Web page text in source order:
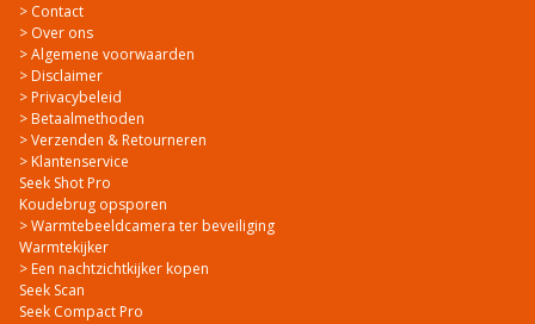
> Contact
> Over ons
> Algemene voorwaarden
> Disclaimer
> Privacybeleid
> Betaalmethoden
> Verzenden & Retourneren
> Klantenservice
Seek Shot Pro
Koudebrug opsporen
> Warmtebeeldcamera ter beveiliging
Warmtekijker
> Een nachtzichtkijker kopen
Seek Scan
Seek Compact Pro